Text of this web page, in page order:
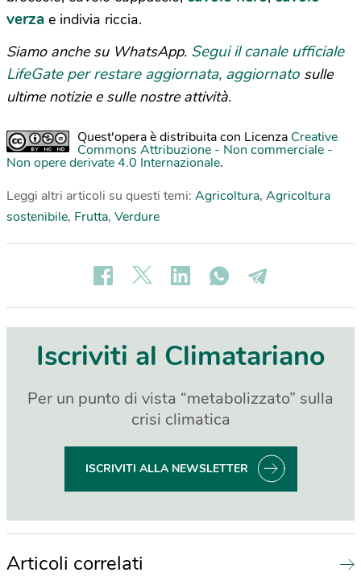
verza e indivia riccia.
Siamo anche su WhatsApp. Segui il canale ufficiale
LifeGate per restare aggiornata, aggiornato sulle
ultime notizie e sulle nostre attività.
Quest'opera è distribuita con Licenza Creative
Commons Attribuzione - Non commerciale -
Non opere derivate 4.0 Internazionale.
Leggi altri articoli su questi temi: Agricoltura, Agricoltura
sostenibile, Frutta, Verdure
Iscriviti al Climatariano
Per un punto di vista “metabolizzato” sulla
crisi climatica
ISCRIVITI ALLA NEWSLETTER
Articoli correlati